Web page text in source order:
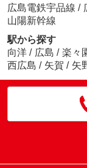
広島電鉄宇品線 /
山陽新幹線
駅から探す
向洋 / 広島 / 楽々
西広島 / 矢賀 / 矢